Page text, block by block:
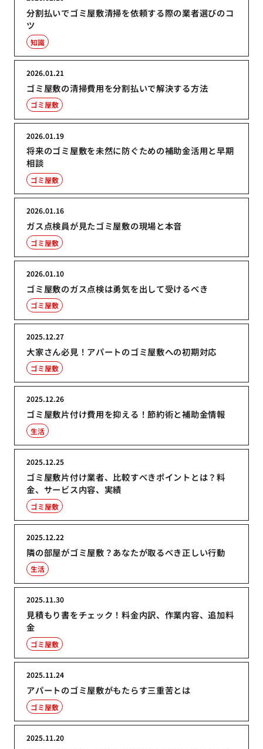
分割払いでゴミ屋敷清掃を依頼する際の業者選びのコ
ツ
知識
ゴミ屋敷の清掃費用を分割払いで解決する方法
2026.01.21
ゴミ屋敷
将来のゴミ屋敷を未然に防ぐための補助金活用と早期
相談
2026.01.19
ゴミ屋敷
ガス点検員が見たゴミ屋敷の現場と本音
2026.01.16
ゴミ屋敷
ゴミ屋敷のガス点検は勇気を出して受けるべき
2026.01.10
ゴミ屋敷
大家さん必見！アパートのゴミ屋敷への初期対応
2025.12.27
ゴミ屋敷
ゴミ屋敷片付け費用を抑える！節約術と補助金情報
2025.12.26
生活
ゴミ屋敷片付け業者、比較すべきポイントとは？料
金、サービス内容、実績
2025.12.25
ゴミ屋敷
隣の部屋がゴミ屋敷？あなたが取るべき正しい行動
2025.12.22
生活
見積もり書をチェック！料金内訳、作業内容、追加料
金
2025.11.30
ゴミ屋敷
アパートのゴミ屋敷がもたらす三重苦とは
2025.11.24
ゴミ屋敷
2025.11.20